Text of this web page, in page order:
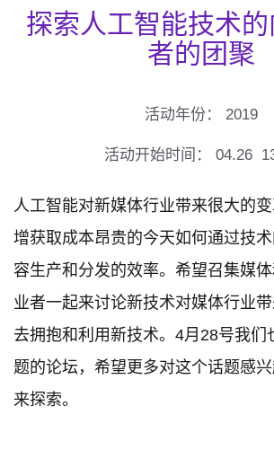
探索人工智能技术
者的团聚
活动年份： 2019
活动开始时间： 04.26
人工智能对新媒体行业带来很大的
增获取成本昂贵的今天如何通过技
容生产和分发的效率。希望召集媒
业者一起来讨论新技术对媒体行业
去拥抱和利用新技术。4月28号我们
题的论坛，希望更多对这个话题感
来探索。